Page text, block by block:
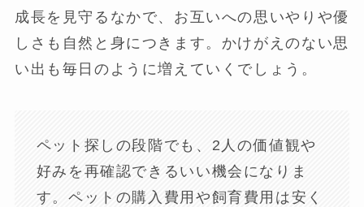
成長を見守るなかで、お互いへの思いやりや優
しさも自然と身につきます。かけがえのない思
い出も毎日のように増えていくでしょう。
ペット探しの段階でも、2人の価値観や
好みを再確認できるいい機会になりま
す。ペットの購入費用や飼育費用は安く